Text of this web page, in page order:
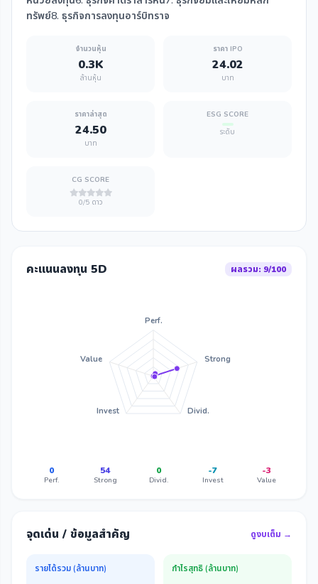
ทรัพย์8. ธุรกิจการลงทุนอาร์บิทราจ
จำนวนหุ้น
0.3K
ล้านหุ้น
ราคา IPO
24.02
บาท
ราคาล่าสุด
24.50
บาท
ESG SCORE
ระดับ
CG SCORE
0/5 ดาว
คะแนนลงทุน 5D ผลรวม: 9/100
Perf.
Strong
Divid.
Invest
Value
0
Perf.
54
Strong
0
Divid.
-7
Invest
-3
Value
จุดเด่น / ข้อมูลสำคัญ ดูงบเต็ม →
รายได้รวม (ล้านบาท) กำไรสุทธิ (ล้านบาท)